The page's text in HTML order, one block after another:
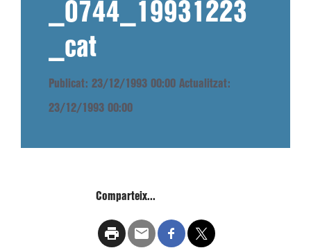
_0744_19931223
_cat
Publicat: 23/12/1993 00:00 Actualitzat:
23/12/1993 00:00
Comparteix...